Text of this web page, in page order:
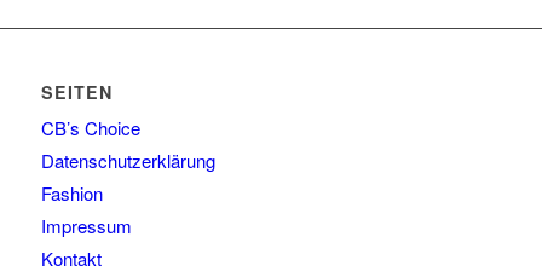
SEITEN
CB’s Choice
Datenschutzerklärung
Fashion
Impressum
Kontakt